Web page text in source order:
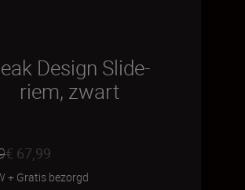
Design Slide-
riem, zwart
€ 67,99
+ Gratis bezorgd